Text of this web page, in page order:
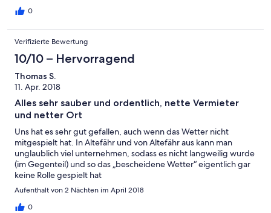
0
Verifizierte Bewertung
10/10 – Hervorragend
Thomas S.
11. Apr. 2018
Alles sehr sauber und ordentlich, nette Vermieter
und netter Ort
Uns hat es sehr gut gefallen, auch wenn das Wetter nicht
mitgespielt hat. In Altefähr und von Altefähr aus kann man
unglaublich viel unternehmen, sodass es nicht langweilig wurde
(im Gegenteil) und so das „bescheidene Wetter“ eigentlich gar
keine Rolle gespielt hat
Aufenthalt von 2 Nächten im April 2018
0